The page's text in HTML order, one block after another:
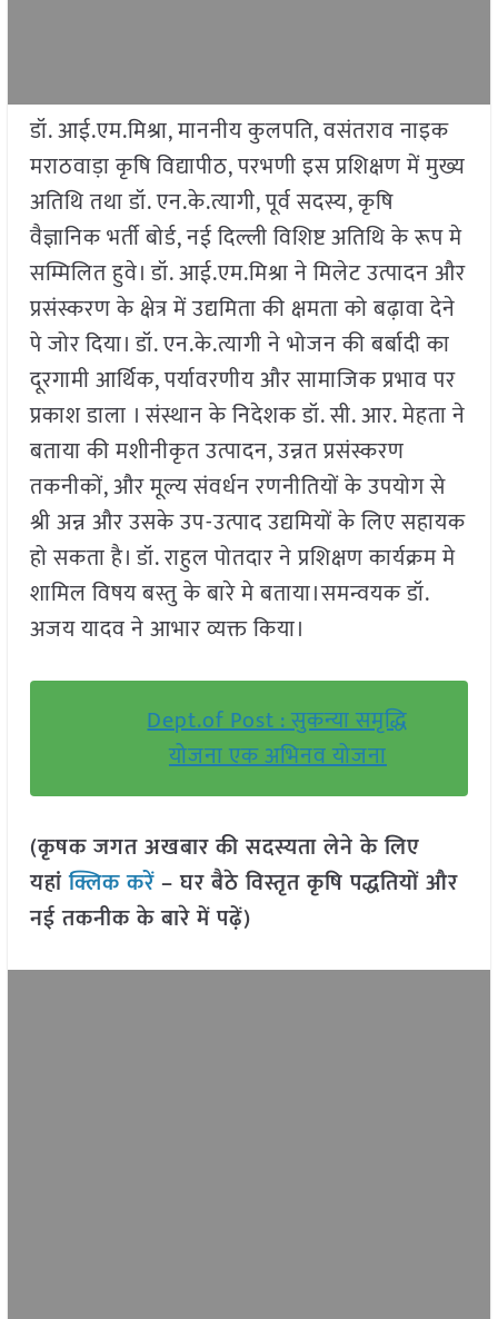
डॉ. आई.एम.मिश्रा, माननीय कुलपति, वसंतराव नाइक
मराठवाड़ा कृषि विद्यापीठ, परभणी इस प्रशिक्षण में मुख्य
अतिथि तथा डॉ. एन.के.त्यागी, पूर्व सदस्य, कृषि
वैज्ञानिक भर्ती बोर्ड, नई दिल्ली विशिष्ट अतिथि के रूप मे
सम्मिलित हुवे। डॉ. आई.एम.मिश्रा ने मिलेट उत्पादन और
प्रसंस्करण के क्षेत्र में उद्यमिता की क्षमता को बढ़ावा देने
पे जोर दिया। डॉ. एन.के.त्यागी ने भोजन की बर्बादी का
दूरगामी आर्थिक, पर्यावरणीय और सामाजिक प्रभाव पर
प्रकाश डाला । संस्थान के निदेशक डॉ. सी. आर. मेहता ने
बताया की मशीनीकृत उत्पादन, उन्नत प्रसंस्करण
तकनीकों, और मूल्य संवर्धन रणनीतियों के उपयोग से
श्री अन्न और उसके उप-उत्पाद उद्यमियों के लिए सहायक
हो सकता है। डॉ. राहुल पोतदार ने प्रशिक्षण कार्यक्रम मे
शामिल विषय बस्तु के बारे मे बताया।समन्वयक डॉ.
अजय यादव ने आभार व्यक्त किया।
Dept.of Post : सुकन्या समृद्धि
योजना एक अभिनव योजना
(कृषक जगत अखबार की सदस्यता लेने के लिए
यहांक्लिक करें– घर बैठे विस्तृत कृषि पद्धतियों और
नई तकनीक के बारे में पढ़ें)